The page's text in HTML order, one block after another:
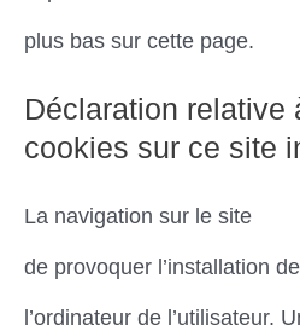
plus bas sur cette page.
Déclaration relative
cookies sur ce site
La navigation sur le site
de provoquer l’installation
l’ordinateur de l’utilisateur.